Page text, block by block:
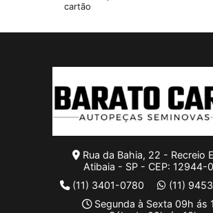
cartão
Rua da Bahia, 22 - Recreio
Atibaia - SP - CEP: 12944-
(11) 3401-0780
(11)
Segunda à Sexta 09h ás